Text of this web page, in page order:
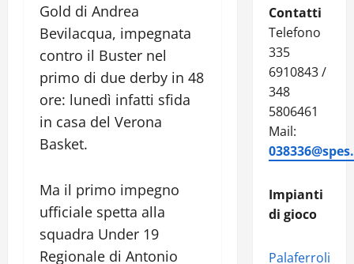
Gold di Andrea
Bevilacqua, impegnata
contro il Buster nel
primo di due derby in 48
ore: lunedì infatti sfida
in casa del Verona
Basket.
Ma il primo impegno
ufficiale spetta alla
squadra Under 19
Regionale di Antonio
Contatti
Telefono
335
6910843 /
348
5806461
Mail:
Impianti
di gioco
Palaferroli